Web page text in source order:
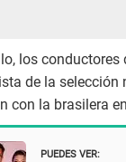
los conductores
de la selección
con la brasilera
PUEDES VER: